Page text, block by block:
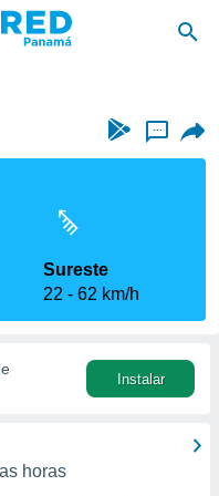
...
Sureste
22
62 km/h
Instalar
horas